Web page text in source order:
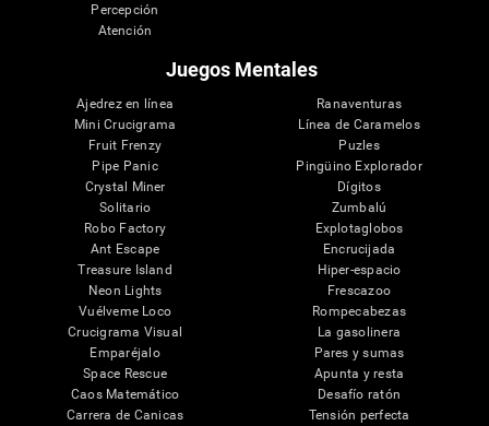
Percepción
Atención
Juegos Mentales
Ajedrez en línea
Mini Crucigrama
Fruit Frenzy
Pipe Panic
Crystal Miner
Solitario
Robo Factory
Ant Escape
Treasure Island
Neon Lights
Vuélveme Loco
Crucigrama Visual
Emparéjalo
Space Rescue
Caos Matemático
Carrera de Canicas
Ranaventuras
Línea de Caramelos
Puzles
Pingüino Explorador
Dígitos
Zumbalú
Explotaglobos
Encrucijada
Hiper-espacio
Frescazoo
Rompecabezas
La gasolinera
Pares y sumas
Apunta y resta
Desafío ratón
Tensión perfecta